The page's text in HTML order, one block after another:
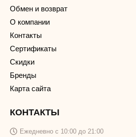
Обмен и возврат
О компании
Контакты
Сертификаты
Скидки
Бренды
Карта сайта
КОНТАКТЫ
Ежедневно с 10:00 до 21:00